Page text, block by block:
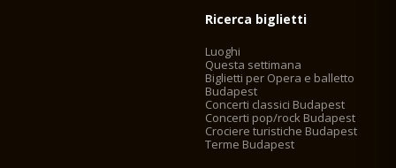
Ricerca biglietti
Luoghi
Questa settimana
Biglietti per Opera e balletto
Budapest
Concerti classici Budapest
Concerti pop/rock Budapest
Crociere turistiche Budapest
Terme Budapest